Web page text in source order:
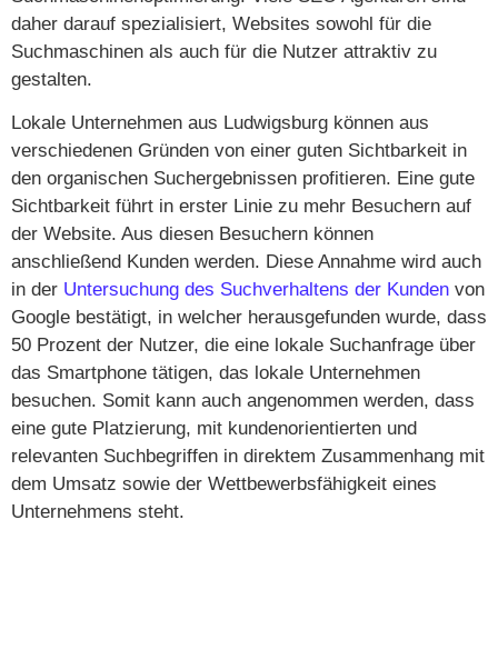
daher darauf spezialisiert, Websites sowohl für die
Suchmaschinen als auch für die Nutzer attraktiv zu
gestalten.
Lokale Unternehmen aus Ludwigsburg können aus
verschiedenen Gründen von einer guten Sichtbarkeit in
den organischen Suchergebnissen profitieren. Eine gute
Sichtbarkeit führt in erster Linie zu mehr Besuchern auf
der Website. Aus diesen Besuchern können
anschließend Kunden werden. Diese Annahme wird auch
in der Untersuchung des Suchverhaltens der Kunden von
Google bestätigt, in welcher herausgefunden wurde, dass
50 Prozent der Nutzer, die eine lokale Suchanfrage über
das Smartphone tätigen, das lokale Unternehmen
besuchen. Somit kann auch angenommen werden, dass
eine gute Platzierung, mit kundenorientierten und
relevanten Suchbegriffen in direktem Zusammenhang mit
dem Umsatz sowie der Wettbewerbsfähigkeit eines
Unternehmens steht.